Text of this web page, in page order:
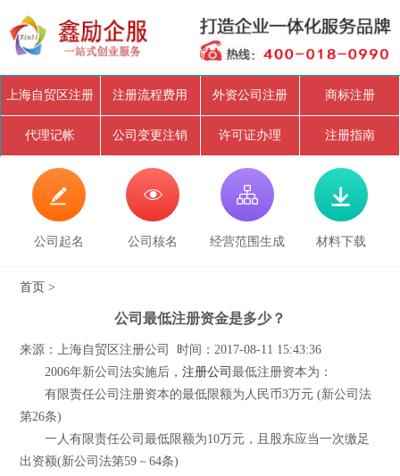
上海自贸区注册 注册流程费用 外资公司注册 商标注册
代理记帐 公司变更注销 许可证办理 注册指南

公司起名

公司核名

经营范围生成

材料下载
首页 >
公司最低注册资金是多少？
来源：上海自贸区注册公司 时间：2017-08-11 15:43:36
2006年新公司法实施后，注册公司最低注册资本为：
有限责任公司注册资本的最低限额为人民币3万元 (新公司法
第26条)
一人有限责任公司最低限额为10万元，且股东应当一次缴足
出资额(新公司法第59－64条)